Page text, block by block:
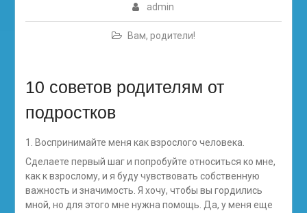
admin
Вам, родители!
10 советов родителям от
подростков
Воспринимайте меня как взрослого человека.
Сделаете первый шаг и попробуйте относиться ко мне,
как к взрослому, и я буду чувствовать собственную
важность и значимость. Я хочу, чтобы вы гордились
мной, но для этого мне нужна помощь. Да, у меня еще